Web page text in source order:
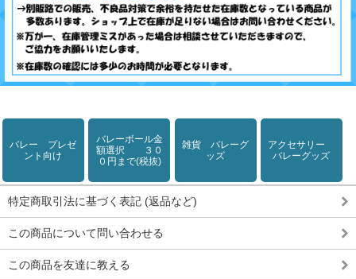
バレー プレゼ
ント向け
バレーボール金
額選択 ３０
０円まで(税抜)
雑貨 バレーグ
ッズ
アクセサリー
バレーグッズ
特定商取引法に基づく表記 (返品など)
この商品について問い合わせる
この商品を友達に教える